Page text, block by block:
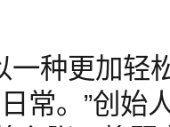
一种更加轻
常。”创始